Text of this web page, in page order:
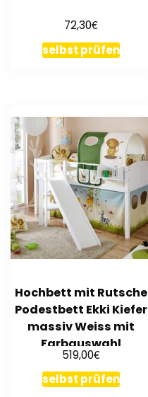
72,30€
selbst prüfen
Hochbett mit Rutsche
Podestbett Ekki Kiefer
massiv Weiss mit
Farbauswahl
519,00€
selbst prüfen